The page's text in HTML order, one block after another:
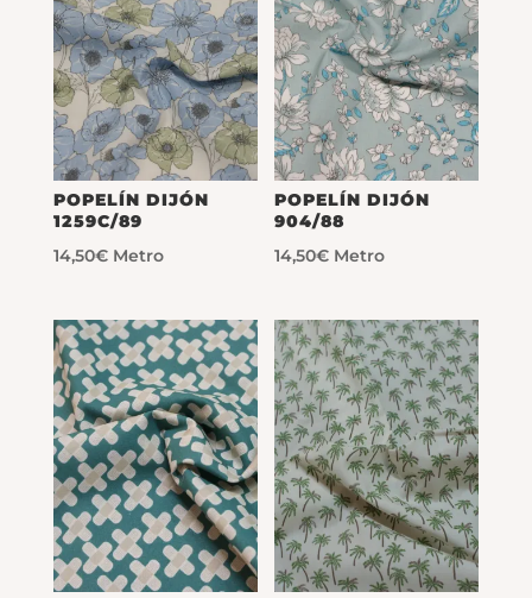
POPELÍN DIJÓN
1259C/89
14,50€ Metro
POPELÍN DIJÓN
904/88
14,50€ Metro